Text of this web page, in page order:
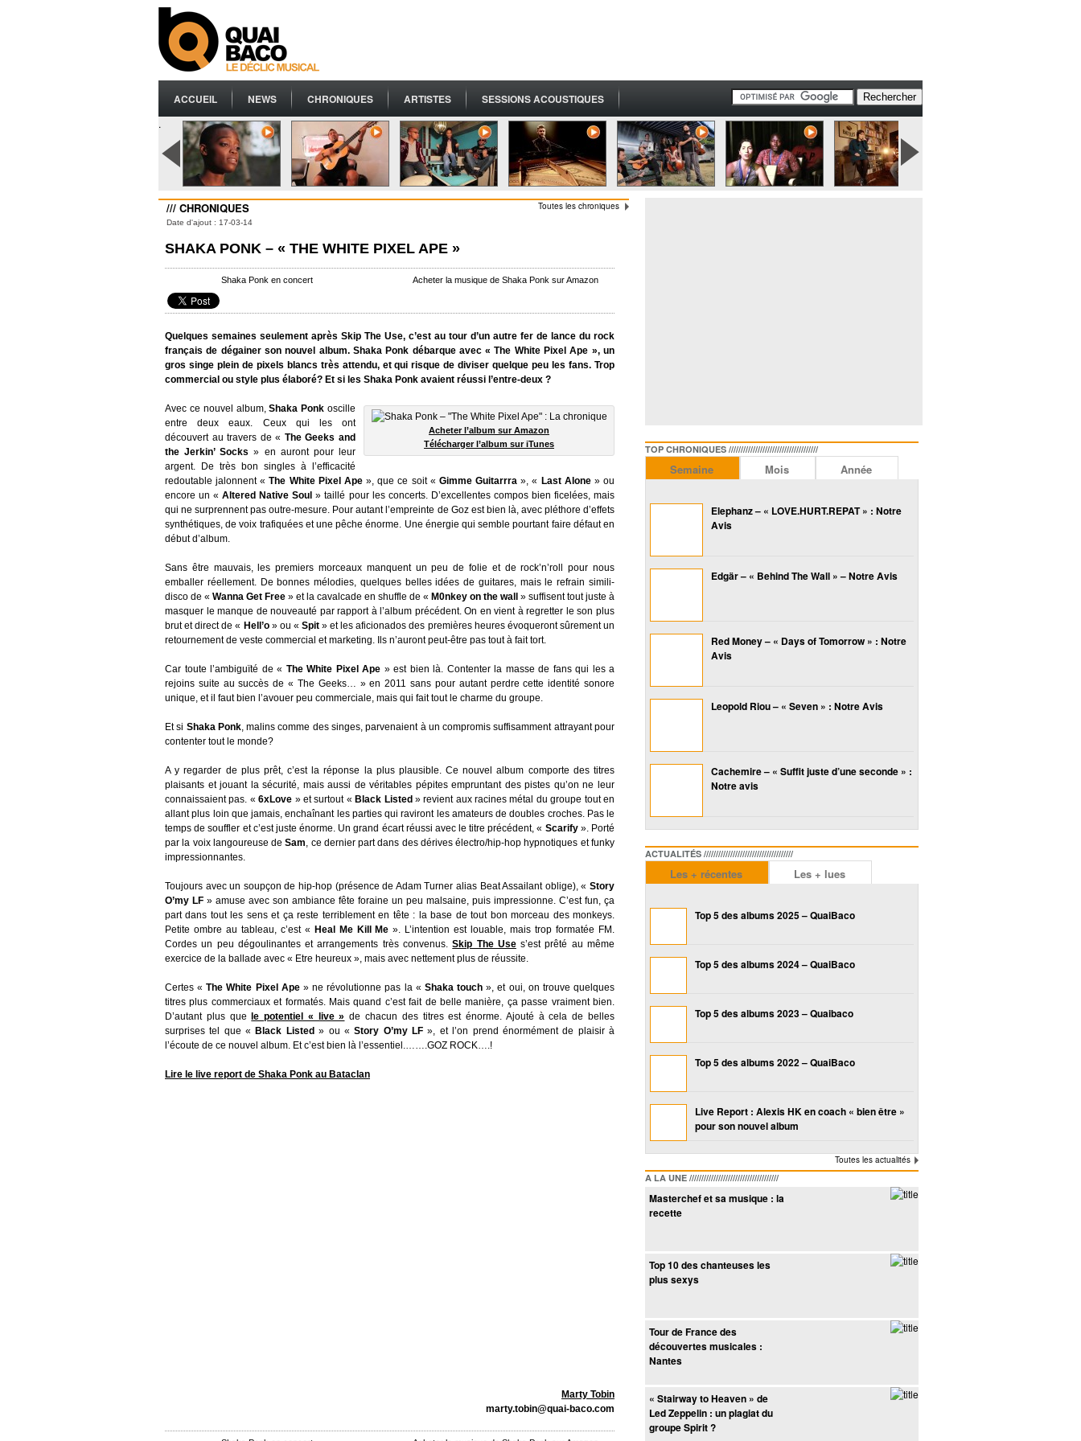
ACCUEIL NEWS CHRONIQUES ARTISTES SESSIONS ACOUSTIQUES
.
/// CHRONIQUES Toutes les chroniques
Date d'ajout : 17-03-14
SHAKA PONK – « THE WHITE PIXEL APE »
Shaka Ponk en concert Acheter la musique de Shaka Ponk sur Amazon
Quelques semaines seulement après Skip The Use, c’est au tour d’un autre fer de lance du rock
français de dégainer son nouvel album. Shaka Ponk débarque avec « The White Pixel Ape », un
gros singe plein de pixels blancs très attendu, et qui risque de diviser quelque peu les fans. Trop
commercial ou style plus élaboré? Et si les Shaka Ponk avaient réussi l’entre-deux ?
Acheter l’album sur Amazon
Télécharger l’album sur iTunes
Avec ce nouvel album,Shaka Ponk oscille
entre deux eaux. Ceux qui les ont
découvert au travers de « The Geeks and
the Jerkin’ Socks » en auront pour leur
argent. De très bon singles à l’efficacité
redoutable jalonnent «The White Pixel Ape», que ce soit « Gimme Guitarrra », « Last Alone» ou
encore un «Altered Native Soul » taillé pour les concerts. D’excellentes compos bien ficelées, mais
qui ne surprennent pas outre-mesure. Pour autant l’empreinte de Goz est bien là, avec pléthore d’effets
synthétiques, de voix trafiquées et une pêche énorme. Une énergie qui semble pourtant faire défaut en
début d’album.
Sans être mauvais, les premiers morceaux manquent un peu de folie et de rock’n’roll pour nous
emballer réellement. De bonnes mélodies, quelques belles idées de guitares, mais le refrain simili-
disco de « Wanna Get Free » et la cavalcade en shuffle de « M0nkey on the wall
» suffisent tout juste à
masquer le manque de nouveauté par rapport à l’album précédent. On en vient à regretter le son plus
brut et direct de « Hell’o» ou « Spit» et les aficionados des premières heures évoqueront sûrement un
retournement de veste commercial et marketing. Ils n’auront peut-être pas tout à fait tort.
Car toute l’ambiguïté de « The White Pixel Ape » est bien là. Contenter la masse de fans qui les a
rejoins suite au succès de « The Geeks… » en 2011 sans pour autant perdre cette identité sonore
unique, et il faut bien l’avouer peu commerciale, mais qui fait tout le charme du groupe.
Et si Shaka Ponk, malins comme des singes, parvenaient à un compromis suffisamment attrayant pour
contenter tout le monde?
A y regarder de plus prêt, c’est la réponse la plus plausible. Ce nouvel album comporte des titres
plaisants et jouant la sécurité, mais aussi de véritables pépites empruntant des pistes qu’on ne leur
connaissaient pas. «6xLove » et surtout « Black Listed » revient aux racines métal du groupe tout en
allant plus loin que jamais, enchaînant les parties qui raviront les amateurs de doubles croches. Pas le
temps de souffler et c’est juste énorme. Un grand écart réussi avec le titre précédent, « Scarify». Porté
par la voix langoureuse deSam, ce dernier part dans des dérives électro/hip-hop hypnotiques et funky
impressionnantes.
Toujours avec un soupçon de hip-hop (présence de Adam Turner alias Beat Assailant oblige), « Story
O’my LF » amuse avec son ambiance fête foraine un peu malsaine, puis impressionne. C’est fun, ça
part dans tout les sens et ça reste terriblement en tête : la base de tout bon morceau des monkeys.
Petite ombre au tableau, c’est « Heal Me Kill Me ». L’intention est louable, mais trop formatée FM.
Cordes un peu dégoulinantes et arrangements très convenus.Skip The Uses’est prêté au même
exercice de la ballade avec « Etre heureux », mais avec nettement plus de réussite.
Certes «The White Pixel Ape» ne révolutionne pas la « Shaka touch », et oui, on trouve quelques
titres plus commerciaux et formatés. Mais quand c’est fait de belle manière, ça passe vraiment bien.
D’autant plus que
le potentiel « live » de chacun des titres est énorme. Ajouté à cela de belles
surprises tel que « Black Listed » ou «Story O’my LF », et l’on prend énormément de plaisir à
l’écoute de ce nouvel album. Et c’est bien là l’essentiel.…….GOZ ROCK….!
Lire le live report de Shaka Ponk au Bataclan
Marty Tobin
marty.tobin@quai-baco.com
TOP CHRONIQUES /////////////////////////////////////
Semaine Mois Année
Elephanz – « LOVE.HURT.REPAT » : Notre
Avis
Edgär – « Behind The Wall » – Notre Avis
Red Money – « Days of Tomorrow » : Notre
Avis
Leopold Riou – « Seven » : Notre Avis
Cachemire – « Suffit juste d’une seconde » :
Notre avis
ACTUALITÉS /////////////////////////////////////
Les + récentes Les + lues
Top 5 des albums 2025 – QuaiBaco
Top 5 des albums 2024 – QuaiBaco
Top 5 des albums 2023 – Quaibaco
Top 5 des albums 2022 – QuaiBaco
Live Report : Alexis HK en coach « bien être »
pour son nouvel album
Toutes les actualités
A LA UNE /////////////////////////////////////
Masterchef et sa musique : la
recette
Top 10 des chanteuses les
plus sexys
Tour de France des
découvertes musicales :
Nantes
« Stairway to Heaven » de
Led Zeppelin : un plagiat du
groupe Spirit ?